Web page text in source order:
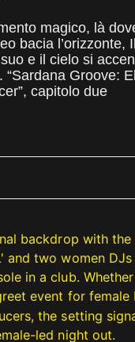
magico, là
bacia l’orizzonte,
e il cielo si
“Sardana Groove:
capitolo due